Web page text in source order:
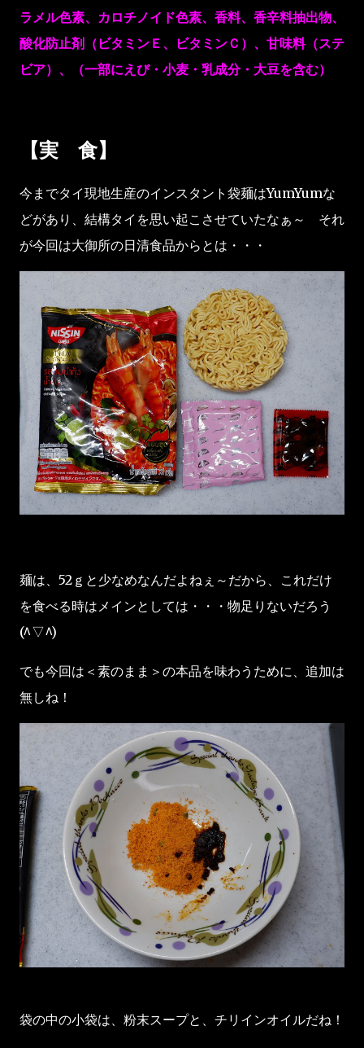
ラメル色素、カロチノイド色素、香料、香辛料抽出物、
酸化防止剤（ビタミンＥ、ビタミンＣ）、甘味料（ステ
ビア）、（一部にえび・小麦・乳成分・大豆を含む）
【実 食】
今までタイ現地生産のインスタント袋麺はYumYumな
どがあり、結構タイを思い起こさせていたなぁ～ それ
が今回は大御所の日清食品からとは・・・
麺は、52ｇと少なめなんだよねぇ～だから、これだけ
を食べる時はメインとしては・・・物足りないだろう
(^▽^)
でも今回は＜素のまま＞の本品を味わうために、追加は
無しね！
袋の中の小袋は、粉末スープと、チリインオイルだね！